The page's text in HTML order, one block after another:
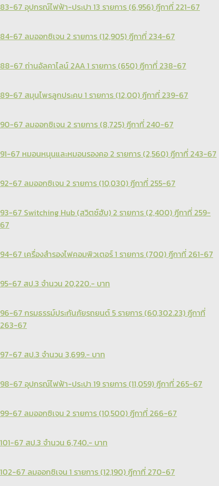
83-67 อุปกรณ์ไฟฟ้า-ประปา 13 รายการ (6,956) ฎีกาที่ 221-67
84-67 ลมออกซิเจน 2 รายการ (12,905) ฎีกาที่ 234-67
88-67 ถ่านอัลคาไลน์ 2AA 1 รายการ (650) ฎีกาที่ 238-67
89-67 สมุนไพรลูกประคบ 1 รายการ (12,00) ฎีกาที่ 239-67
90-67 ลมออกซิเจน 2 รายการ (8,725) ฎีกาที่ 240-67
91-67 หมอนหนุนและหมอนรองคอ 2 รายการ (2,560) ฎีกาที่ 243-67
92-67 ลมออกซิเจน 2 รายการ (10,030) ฎีกาที่ 255-67
93-67 Switching Hub (สวิตซ์ฮับ) 2 รายการ (2,400) ฎีกาที่ 259-
67
94-67 เครื่องสำรองไฟคอมพิวเตอร์ 1 รายการ (700) ฎีกาที่ 261-67
95-67 สป.3 จำนวน 20,220.- บาท
96-67 กรมธรรม์ประกันภัยรถยนต์ 5 รายการ (60,302.23) ฎีกาที่
263-67
97-67 สป.3 จำนวน 3,699.- บาท
98-67 อุปกรณ์ไฟฟ้า-ประปา 19 รายการ (11,059) ฎีกาที่ 265-67
99-67 ลมออกซิเจน 2 รายการ (10,500) ฎีกาที่ 266-67
101-67 สป.3 จำนวน 6,740.- บาท
102-67 ลมออกซิเจน 1 รายการ (12,190) ฎีกาที่ 270-67